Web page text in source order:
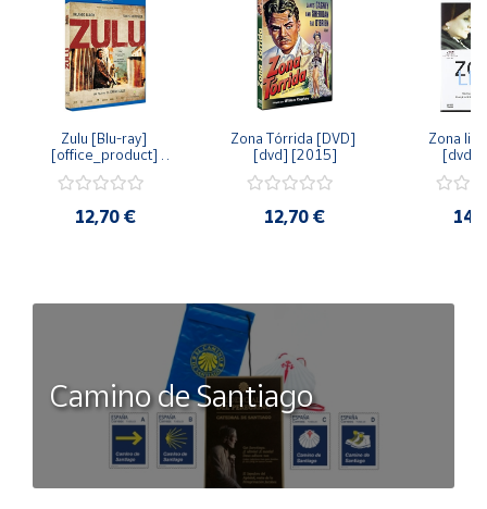
Zulu [Blu-ray]
[office_product]
12,70 €
Zona Tórrida [DVD]
[dvd] [2015]
12,70 €
Zona
[dvd]
Camino de Santiago